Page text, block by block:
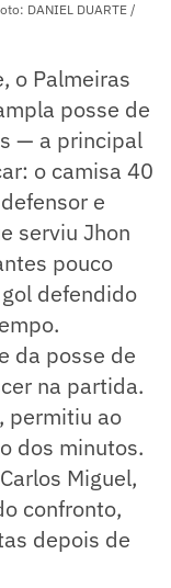
DANIEL DUARTE /
o Palmeiras
posse de
— a principal
o camisa 40
e
serviu Jhon
pouco
defendido
da posse de
na partida.
permitiu ao
dos minutos.
Miguel,
confronto,
depois de